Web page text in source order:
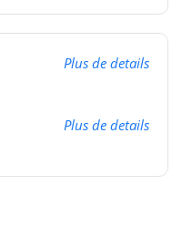
Plus de details
Plus de details